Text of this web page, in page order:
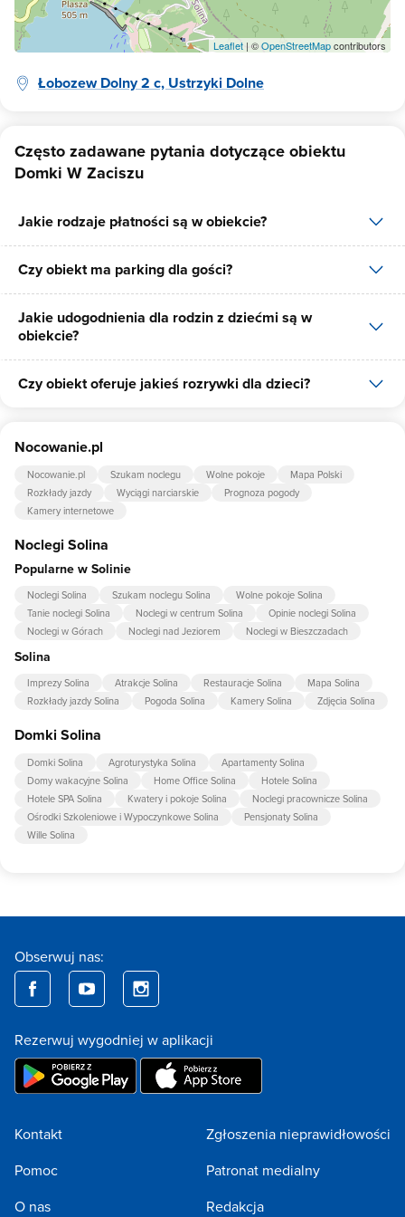
Leaflet | ©OpenStreetMapcontributors
Łobozew Dolny 2 c, Ustrzyki Dolne
Często zadawane pytania dotyczące obiektu
Domki W Zaciszu
Jakie rodzaje płatności są w obiekcie?
W obiekcie dostępne są następujące formy płatności: gotówka,
płatność przelewem.
Czy obiekt ma parking dla gości?
Tak, Domki W Zaciszu posiada bezpłatny parking dla gości na 6
miejsc.
Jakie udogodnienia dla rodzin z dziećmi są w
obiekcie?
Udogodnienia dla rodzin z dziećmi jakie oferuje Domki W Zaciszu
Czy obiekt oferuje jakieś rozrywki dla dzieci?
piaskownica, huśtawka, namiot z róznymi atrakcjami dla dzieci ..
Nocowanie.pl
Nocowanie.pl Szukam noclegu Wolne pokoje
Mapa Polski
Rozkłady jazdy
Wyciągi narciarskie
Prognoza pogody
Kamery internetowe
Noclegi Solina
Popularne w Solinie
Noclegi Solina Szukam noclegu Solina
Wolne pokoje Solina
Tanie noclegi Solina
Noclegi w centrum Solina
Opinie noclegi Solina
Noclegi w Górach
Noclegi nad Jeziorem Noclegi w Bieszczadach
Solina
Imprezy Solina Atrakcje Solina Restauracje Solina
Mapa Solina
Rozkłady jazdy Solina
Pogoda Solina Kamery Solina Zdjęcia Solina
Domki Solina
Domki Solina Agroturystyka Solina
Apartamenty Solina
Domy wakacyjne Solina
Home Office Solina
Hotele Solina
Hotele SPA Solina
Kwatery i pokoje Solina
Noclegi pracownicze Solina
Ośrodki Szkoleniowe i Wypoczynkowe Solina
Pensjonaty Solina
Wille Solina
Obserwuj nas:
Rezerwuj wygodniej w aplikacji
Kontakt
Pomoc
O nas
Zgłoszenia nieprawidłowości
Patronat medialny
Redakcja